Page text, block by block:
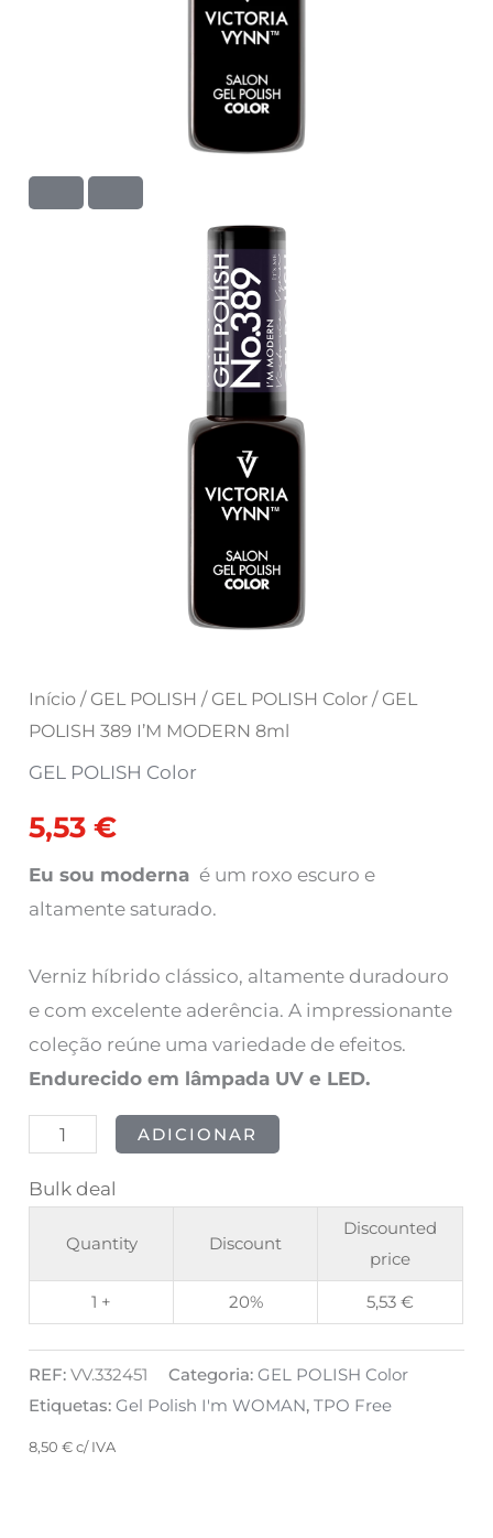
Início / GEL POLISH / GEL POLISH Color / GEL
POLISH 389 I’M MODERN 8ml
GEL POLISH Color
5,53€
Eu sou moderna é um roxo escuro e
altamente saturado.
Verniz híbrido clássico, altamente duradouro
e com excelente aderência. A impressionante
coleção reúne uma variedade de efeitos.
Endurecido em lâmpada UV e LED.
ADICIONAR
Bulk deal
Quantity Discount
Discounted
price
1 + 20% 5,53€
REF:VV.332451 Categoria:GEL POLISH Color
Etiquetas:Gel Polish I'm WOMAN,TPO Free
8,50€ c/ IVA